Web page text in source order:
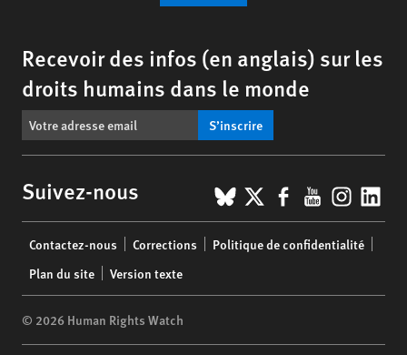
Recevoir des infos (en anglais) sur les
droits humains dans le monde
S’inscrire
Suivez-nous BlueSky
X Facebook
YouTube
menu
Contactez-nous Corrections
Politique de confidentialité
Plan du site
Version texte
© 2026 Human Rights Watch